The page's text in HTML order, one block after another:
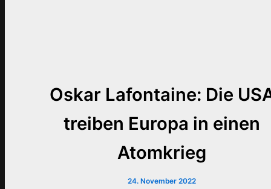
Oskar Lafontaine: Die
treiben Europa in einen
Atomkrieg
24. November 2022